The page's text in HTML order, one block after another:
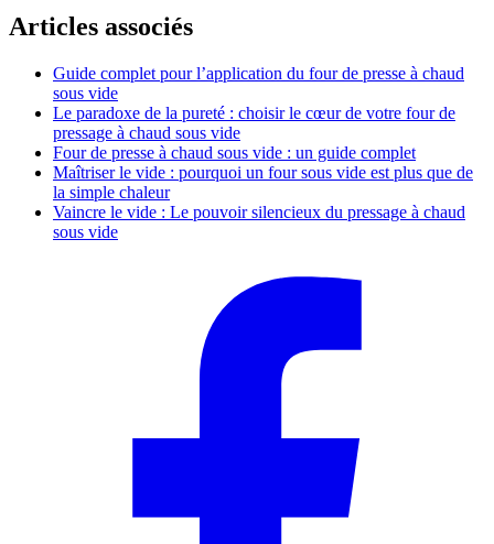
Articles associés
Guide complet pour l’application du four de presse à chaud
sous vide
Le paradoxe de la pureté : choisir le cœur de votre four de
pressage à chaud sous vide
Four de presse à chaud sous vide : un guide complet
Maîtriser le vide : pourquoi un four sous vide est plus que de
la simple chaleur
Vaincre le vide : Le pouvoir silencieux du pressage à chaud
sous vide